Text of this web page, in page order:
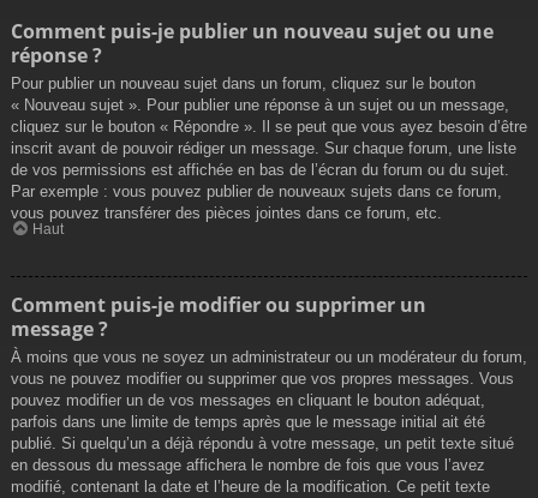
Comment puis-je publier un nouveau sujet ou une
réponse ?
Pour publier un nouveau sujet dans un forum, cliquez sur le bouton
« Nouveau sujet ». Pour publier une réponse à un sujet ou un message,
cliquez sur le bouton « Répondre ». Il se peut que vous ayez besoin d’être
inscrit avant de pouvoir rédiger un message. Sur chaque forum, une liste
de vos permissions est affichée en bas de l’écran du forum ou du sujet.
Par exemple : vous pouvez publier de nouveaux sujets dans ce forum,
vous pouvez transférer des pièces jointes dans ce forum, etc.
Haut
Comment puis-je modifier ou supprimer un
message ?
À moins que vous ne soyez un administrateur ou un modérateur du forum,
vous ne pouvez modifier ou supprimer que vos propres messages. Vous
pouvez modifier un de vos messages en cliquant le bouton adéquat,
parfois dans une limite de temps après que le message initial ait été
publié. Si quelqu’un a déjà répondu à votre message, un petit texte situé
en dessous du message affichera le nombre de fois que vous l’avez
modifié, contenant la date et l’heure de la modification. Ce petit texte